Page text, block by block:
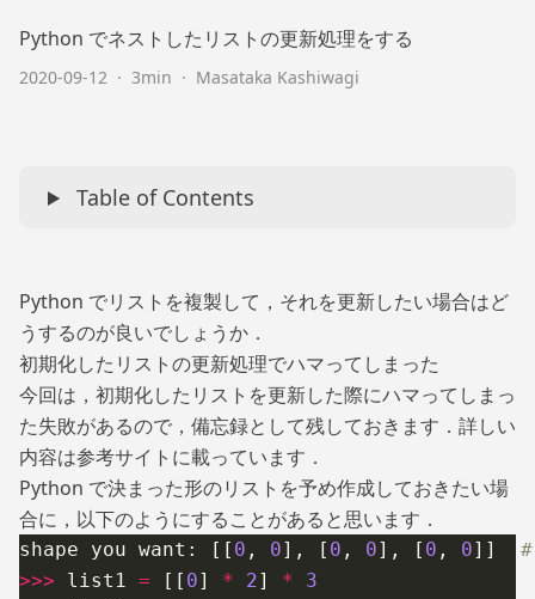
Python でネストしたリストの更新処理をする
2020-09-12 · 3min · Masataka Kashiwagi
Table of Contents
Python でリストを複製して，それを更新したい場合はど
うするのが良いでしょうか．
初期化したリストの更新処理でハマってしまった
今回は，初期化したリストを更新した際にハマってしまっ
た失敗があるので，備忘録として残しておきます．詳しい
内容は参考サイトに載っています．
Python で決まった形のリストを予め作成しておきたい場
合に，以下のようにすることがあると思います．
shape you want: [[ 0 , 0], [ 0 , 0], [ 0 , 0]]
#
>>> list1 = [[ 0] * 2] * 3